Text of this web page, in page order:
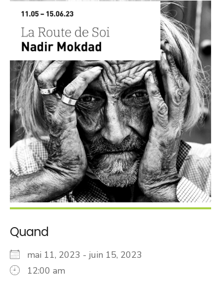
Quand
mai 11, 2023 - juin 15, 2023
12:00 am